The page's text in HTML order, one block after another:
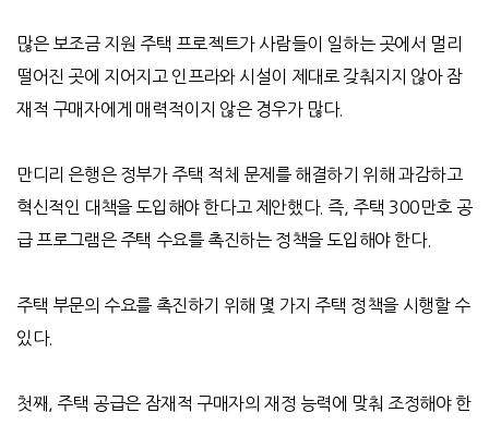
많은 보조금 지원 주택 프로젝트가 사람들이 일하는 곳에서 멀리
떨어진 곳에 지어지고 인프라와 시설이 제대로 갖춰지지 않아 잠
재적 구매자에게 매력적이지 않은 경우가 많다.
만디리 은행은 정부가 주택 적체 문제를 해결하기 위해 과감하고
혁신적인 대책을 도입해야 한다고 제안했다. 즉 주택 300만호 공
급 프로그램은 주택 수요를 촉진하는 정책을 도입해야 한다.
주택 부문의 수요를 촉진하기 위해 몇 가지 주택 정책을 시행할 수
있다.
첫째
주택 공급은 잠재적 구매자의 재정 능력에 맞춰 조정해야 한